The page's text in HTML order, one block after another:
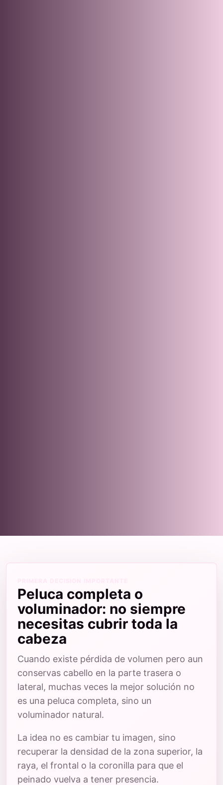
Peluca completa o
voluminador: no siempre
necesitas cubrir toda la
cabeza
Cuando existe pérdida de volumen pero aun
conservas cabello en la parte trasera o
lateral, muchas veces la mejor solución no
es una peluca completa, sino un
voluminador natural.
La idea no es cambiar tu imagen, sino
recuperar la densidad de la zona superior, la
raya, el frontal o la coronilla para que el
peinado vuelva a tener presencia.